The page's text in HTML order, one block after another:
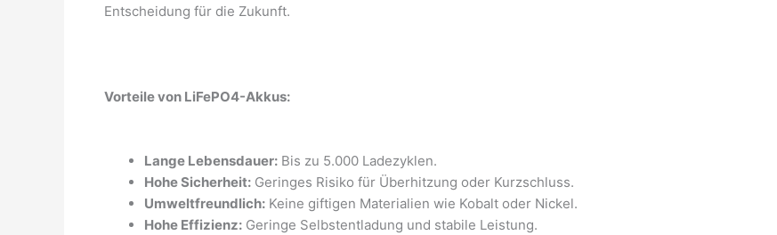
Entscheidung für die Zukunft.
Vorteile von LiFePO4-Akkus:
Lange Lebensdauer: Bis zu 5.000 Ladezyklen.
Hohe Sicherheit: Geringes Risiko für Überhitzung oder Kurzschluss.
Umweltfreundlich: Keine giftigen Materialien wie Kobalt oder Nickel.
Hohe Effizienz: Geringe Selbstentladung und stabile Leistung.